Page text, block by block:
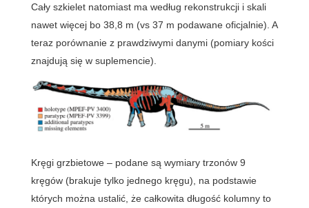
Cały szkielet natomiast ma według rekonstrukcji i skali
nawet więcej bo 38,8 m (vs 37 m podawane oficjalnie). A
teraz porównanie z prawdziwymi danymi (pomiary kości
znajdują się w suplemencie).
Kręgi grzbietowe – podane są wymiary trzonów 9
kręgów (brakuje tylko jednego kręgu), na podstawie
których można ustalić, że całkowita długość kolumny to